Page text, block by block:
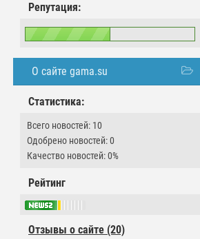
Репутация:
О сайте gama.su
Статистика:
Всего новостей: 10
Одобрено новостей: 0
Качество новостей: 0%
Рейтинг
Отзывы о сайте (20)